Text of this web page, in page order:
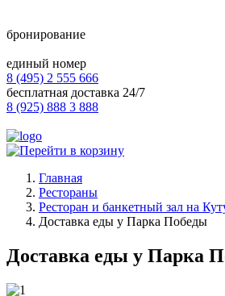
бронирование
единый номер
8 (495) 2 555 666
бесплатная доставка 24/7
8 (925) 888 3 888
Главная
Рестораны
Ресторан и банкетный зал на
Доставка еды у Парка Победы
Доставка еды у Парка